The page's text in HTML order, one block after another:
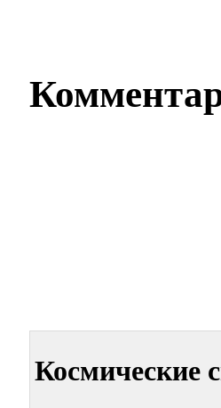
Космические